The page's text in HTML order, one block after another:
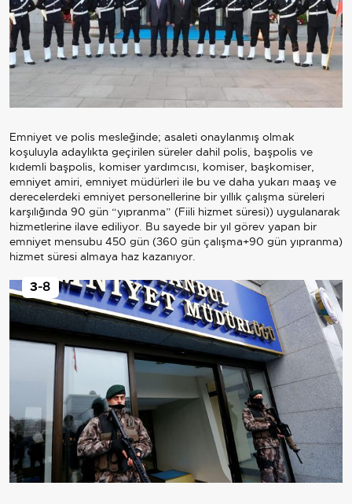
Emniyet ve polis mesleğinde; asaleti onaylanmış olmak
koşuluyla adaylıkta geçirilen süreler dahil polis, başpolis ve
kıdemli başpolis, komiser yardımcısı, komiser, başkomiser,
emniyet amiri, emniyet müdürleri ile bu ve daha yukarı maaş ve
derecelerdeki emniyet personellerine bir yıllık çalışma süreleri
karşılığında 90 gün “yıpranma” (Fiili hizmet süresi)) uygulanarak
hizmetlerine ilave ediliyor. Bu sayede bir yıl görev yapan bir
emniyet mensubu 450 gün (360 gün çalışma+90 gün yıpranma)
hizmet süresi almaya haz kazanıyor.
3-8